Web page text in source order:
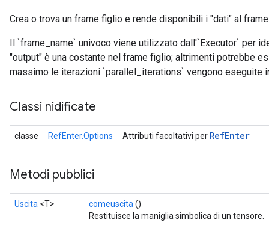
Crea o trova un frame figlio e rende disponibili i "dati" al
Il `frame_name` univoco viene utilizzato dall'`Executor` per
"output" è una costante nel frame figlio; altrimenti potrebbe
massimo le iterazioni `parallel_iterations` vengono eseguite
Classi nidificate
classe RefEnter.Options Attributi facoltativi per RefEnter
Metodi pubblici
Uscita <T> comeuscita ()
Restituisce la maniglia simbolica di un tensore.